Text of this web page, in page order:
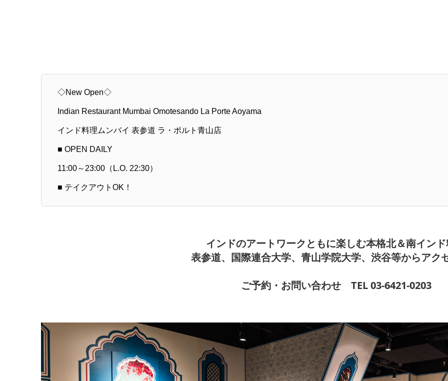
◇New Open◇
Indian Restaurant Mumbai Omotesando La Porte Aoyama
インド料理ムンバイ 表参道 ラ・ポルト青山店
■ OPEN DAILY
11:00～23:00（L.O. 22:30）
■ テイクアウトOK！
インドのアートワークともに楽しむ本格北＆南イン
表参道、国際連合大学、青山学院大学、渋谷等からアク
ご予約・お問い合わせ TEL 03-6421-0203